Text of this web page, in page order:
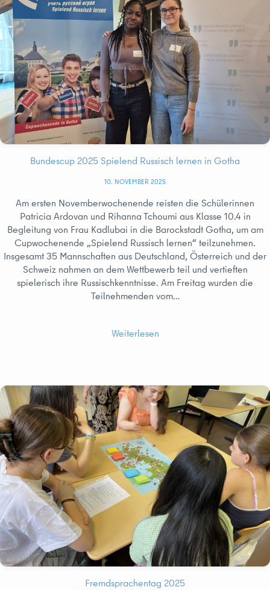
Bundescup 2025 Spielend Russisch lernen in Gotha
10. NOVEMBER 2025
Am ersten Novemberwochenende reisten die Schülerinnen
Patricia Ardovan und Rihanna Tchoumi aus Klasse 10.4 in
Begleitung von Frau Kadlubai in die Barockstadt Gotha, um am
Cupwochenende „Spielend Russisch lernen“ teilzunehmen.
Insgesamt 35 Mannschaften aus Deutschland, Österreich und der
Schweiz nahmen an dem Wettbewerb teil und vertieften
spielerisch ihre Russischkenntnisse. Am Freitag wurden die
Teilnehmenden vom…
Weiterlesen
Fremdsprachentag 2025